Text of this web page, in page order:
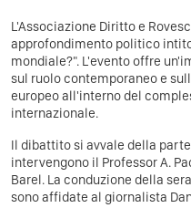
L'Associazione Diritto e
approfondimento politico
mondiale?". L'evento offre
sul ruolo contemporaneo e
europeo all'interno del
internazionale.
Il dibattito si avvale della
intervengono il Professor A.
Barel. La conduzione della
sono affidate al giornalista